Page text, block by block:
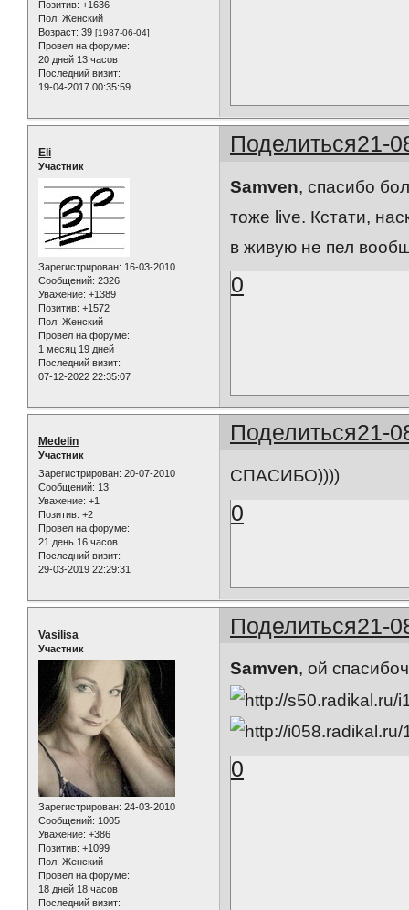
Позитив: +1636
Пол: Женский
Возраст: 39 [1987-06-04]
Провел на форуме:
20 дней 13 часов
Последний визит:
19-04-2017 00:35:59
Поделиться21-
Eli
Участник
Зарегистрирован: 16-03-2010
Сообщений: 2326
Уважение: +1389
Позитив: +1572
Пол: Женский
Провел на форуме:
1 месяц 19 дней
Последний визит:
07-12-2022 22:35:07
Samven, спасибо
тоже live. Кстати,
в живую не пел
0
Поделиться21-
Medelin
Участник
Зарегистрирован: 20-07-2010
Сообщений: 13
Уважение: +1
Позитив: +2
Провел на форуме:
21 день 16 часов
Последний визит:
29-03-2019 22:29:31
СПАСИБО))))
0
Поделиться21-
Vasilisa
Участник
Зарегистрирован: 24-03-2010
Сообщений: 1005
Уважение: +386
Позитив: +1099
Пол: Женский
Провел на форуме:
18 дней 18 часов
Последний визит:
Samven, ой
0